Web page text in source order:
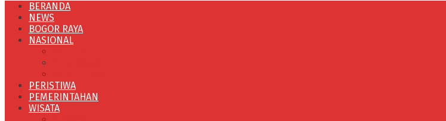
BERANDA
NEWS
BOGOR RAYA
NASIONAL
PERISTIWA
PEMERINTAHAN
WISATA